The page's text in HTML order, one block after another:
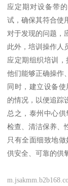
应定期对设备带
试，确保其符合使
对于发现的问题，
此外，培训操作人
应定期组织培训
他们能够正确操作
同时，建立设备
的情况，以便追踪
总之，泰州中心
检查、清洁保养、
只有全面细致地
供安全、可靠的供